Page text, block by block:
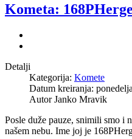
Kometa:
Detalji
Kategorija: Komete
Datum kreiranja:
Autor Janko Mravik
Posle duže pauze, snimili smo i
našem nebu. Ime joj je